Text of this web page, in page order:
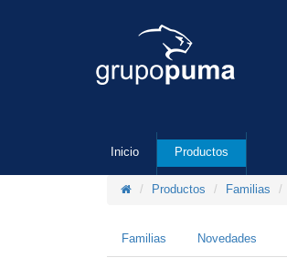
Inicio Productos
Productos Familias
Familias Novedades